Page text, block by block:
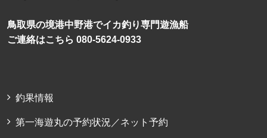
鳥取県の境港中野港でイカ釣り専門遊漁船
ご連絡はこちら 080-5624-0933
釣果情報
第一海遊丸の予約状況／ネット予約